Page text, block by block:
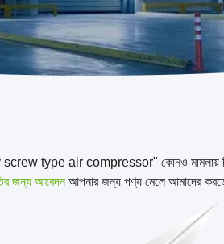
type air compressor" কোনও মামলায়
জন্য আবেদনআপনার জন্য পণ্য মেলে আমাদের